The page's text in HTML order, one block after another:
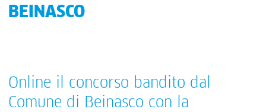
BEINASCO
Online il concorso bandito dal
Comune di Beinasco con la